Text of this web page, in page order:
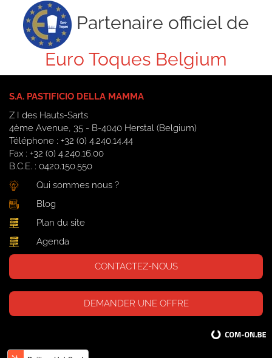
Partenaire officiel de
Euro Toques Belgium
S.A. PASTIFICIO DELLA MAMMA
Z I des Hauts-Sarts
4ème Avenue, 35 - B-4040 Herstal (Belgium)
Téléphone : +32 (0) 4.240.14.44
Fax : +32 (0) 4.240.16.00
B.C.E. : 0420.150.550
Qui sommes nous ?
Blog
Plan du site
Agenda
CONTACTEZ-NOUS
DEMANDER UNE OFFRE